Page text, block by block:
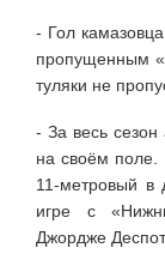
- Гол
пропущенным
туляки не
- За весь
на своём поле.
11-метровый
игре с
Джордже